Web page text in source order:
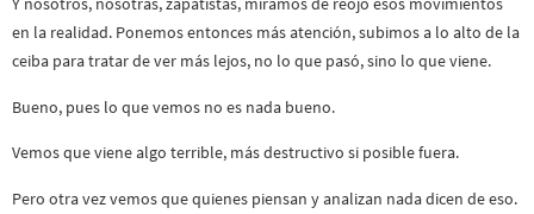
en la realidad. Ponemos entonces más atención, subimos a lo alto de la
ceiba para tratar de ver más lejos, no lo que pasó, sino lo que viene.
Bueno, pues lo que vemos no es nada bueno.
Vemos que viene algo terrible, más destructivo si posible fuera.
Pero otra vez vemos que quienes piensan y analizan nada dicen de eso.